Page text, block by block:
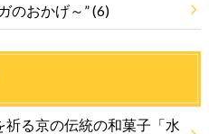
のおかげ～”(6)
祈る京の伝統の和菓子「水